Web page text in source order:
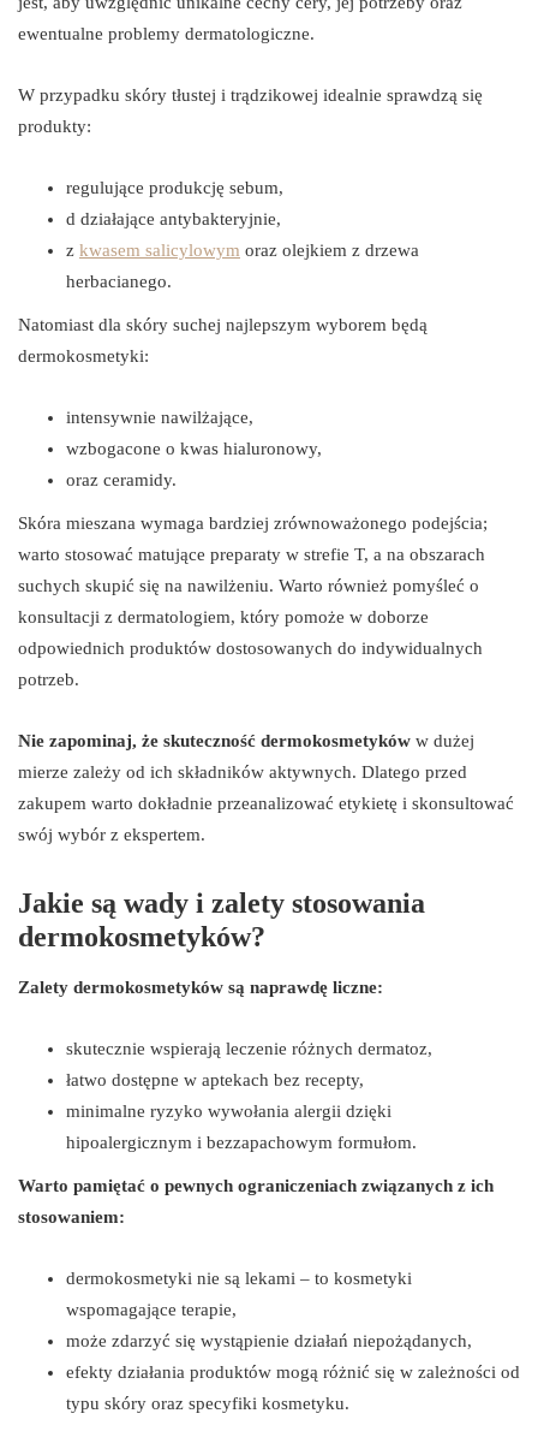
ewentualne problemy dermatologiczne.
W przypadku skóry tłustej i trądzikowej idealnie sprawdzą się
produkty:
regulujące produkcję sebum,
d działające antybakteryjnie,
z kwasem salicylowym oraz olejkiem z drzewa
herbacianego.
Natomiast dla skóry suchej najlepszym wyborem będą
dermokosmetyki:
intensywnie nawilżające,
wzbogacone o kwas hialuronowy,
oraz ceramidy.
Skóra mieszana wymaga bardziej zrównoważonego podejścia;
warto stosować matujące preparaty w strefie T, a na obszarach
suchych skupić się na nawilżeniu. Warto również pomyśleć o
konsultacji z dermatologiem, który pomoże w doborze
odpowiednich produktów dostosowanych do indywidualnych
potrzeb.
Nie zapominaj, że skuteczność dermokosmetyków w dużej
mierze zależy od ich składników aktywnych. Dlatego przed
zakupem warto dokładnie przeanalizować etykietę i skonsultować
swój wybór z ekspertem.
Jakie są wady i zalety stosowania
dermokosmetyków?
Zalety dermokosmetyków są naprawdę liczne:
skutecznie wspierają leczenie różnych dermatoz,
łatwo dostępne w aptekach bez recepty,
minimalne ryzyko wywołania alergii dzięki
hipoalergicznym i bezzapachowym formułom.
Warto pamiętać o pewnych ograniczeniach związanych z ich
stosowaniem:
dermokosmetyki nie są lekami – to kosmetyki
wspomagające terapie,
może zdarzyć się wystąpienie działań niepożądanych,
efekty działania produktów mogą różnić się w zależności od
typu skóry oraz specyfiki kosmetyku.